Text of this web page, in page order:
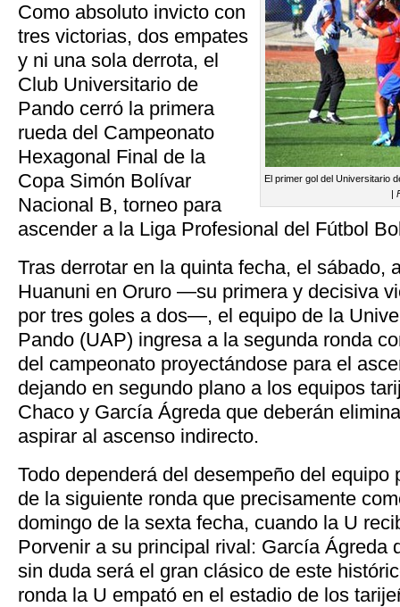
El primer gol del Universitario
|
Como absoluto invicto con
tres victorias, dos empates
y ni una sola derrota, el
Club Universitario de
Pando cerró la primera
rueda del Campeonato
Hexagonal Final de la
Copa Simón Bolívar
Nacional B, torneo para
ascender a la Liga Profesional del Fútbol
Tras derrotar en la quinta fecha, el sábado,
Huanuni en Oruro —su primera y decisiva
por tres goles a dos—, el equipo de la
Pando (UAP) ingresa a la segunda ronda
del campeonato proyectándose para el
dejando en segundo plano a los equipos
Chaco y García Ágreda que deberán
aspirar al ascenso indirecto.
Todo dependerá del desempeño del equipo
de la siguiente ronda que precisamente
domingo de la sexta fecha, cuando la U
Porvenir a su principal rival: García Ágreda
sin duda será el gran clásico de este
ronda la U empató en el estadio de los